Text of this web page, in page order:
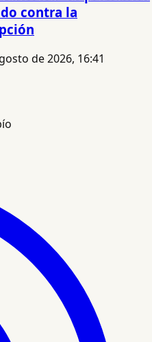
contra la
de 2026, 16:41